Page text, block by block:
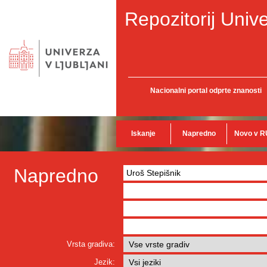
Repozitorij
Nacionalni portal odprte znanosti
Iskanje Napredno Novo v
Napredno
Vrsta gradiva:
Jezik: